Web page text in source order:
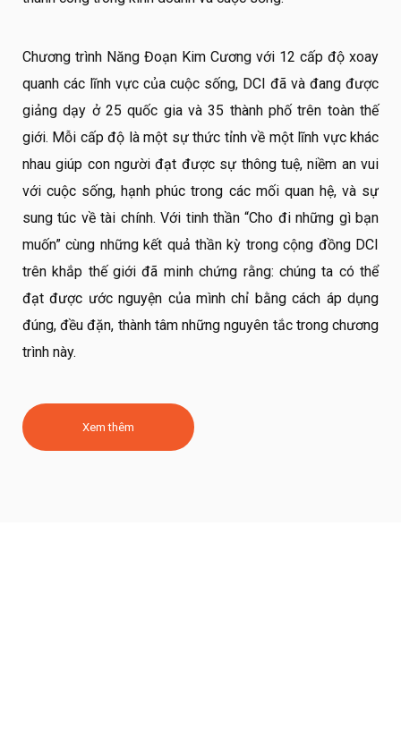
Chương trình Năng Đoạn Kim Cương với 12 cấp độ xoay
quanh các lĩnh vực của cuộc sống, DCI đã và đang được
giảng dạy ở 25 quốc gia và 35 thành phố trên toàn thế
giới. Mỗi cấp độ là một sự thức tỉnh về một lĩnh vực khác
nhau giúp con người đạt được sự thông tuệ, niềm an vui
với cuộc sống, hạnh phúc trong các mối quan hệ, và sự
sung túc về tài chính. Với tinh thần “Cho đi những gì bạn
muốn” cùng những kết quả thần kỳ trong cộng đồng DCI
trên khắp thế giới đã minh chứng rằng: chúng ta có thể
đạt được ước nguyện của mình chỉ bằng cách áp dụng
đúng, đều đặn, thành tâm những nguyên tắc trong chương
trình này.
Xem thêm